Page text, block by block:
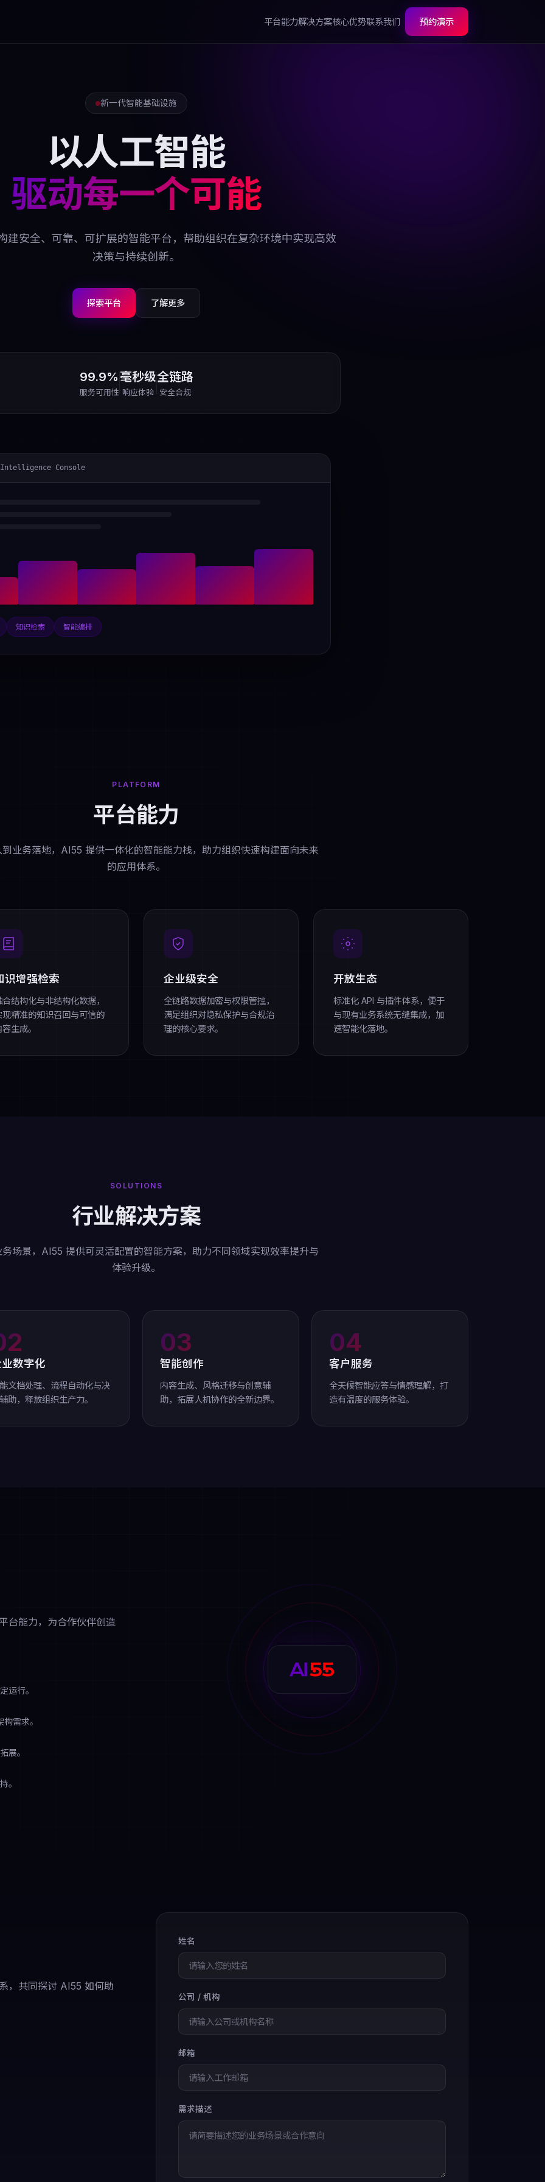
平台能力解决方案核心优势联系我们 预约演示
新一代智能基础设施
以人工智能
驱动每一个可能
建安全、可靠、可扩展的智能平台，帮助组织在复杂环境中实现高效
决策与持续创新。
探索平台 了解更多
99.9%
服务可用性
毫秒级
响应体验
全链路
安全合规
Console
知识检索 智能编排
PLATFORM
平台能力
业务落地，AI55 提供一体化的智能能力栈，助力组织快速构建面向未来
的应用体系。
识增强检索
合结构化与非结构化数据，
现精准的知识召回与可信的
生成。
企业级安全
全链路数据加密与权限管控，
满足组织对隐私保护与合规治
理的核心要求。
开放生态
标准化 API 与插件体系，便于
与现有业务系统无缝集成，加
速智能化落地。
SOLUTIONS
行业解决方案
场景，AI55 提供可灵活配置的智能方案，助力不同领域实现效率提升与
体验升级。
数字化
文档处理、流程自动化与决
助，释放组织生产力。
03
智能创作
内容生成、风格迁移与创意辅
助，拓展人机协作的全新边界。
04
客户服务
全天候智能应答与情感理解，打
造有温度的服务体验。
台能力，为合作伙伴创造
运行。
需求。
展。
。
，共同探讨 AI55 如何助
姓名
公司 / 机构
邮箱
需求描述